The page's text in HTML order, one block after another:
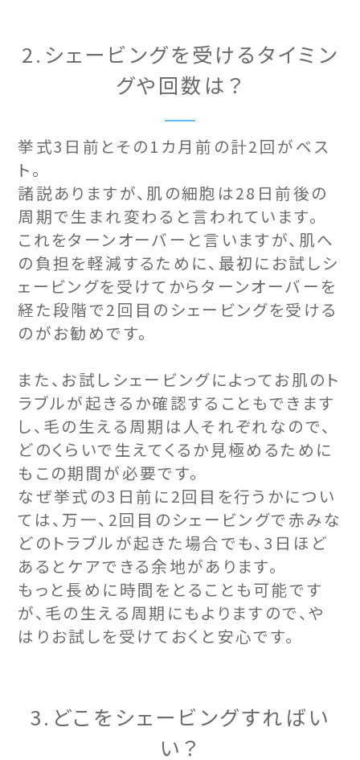
2.シェービングを受けるタイミン
グや回数は？
挙式3日前とその1カ月前の計2回がベス
ト。
諸説ありますが、肌の細胞は28日前後の
周期で生まれ変わると言われています。
これをターンオーバーと言いますが、肌へ
の負担を軽減するために、最初にお試しシ
ェービングを受けてからターンオーバーを
経た段階で2回目のシェービングを受ける
のがお勧めです。
また、お試しシェービングによってお肌のト
ラブルが起きるか確認することもできます
し、毛の生える周期は人それぞれなので、
どのくらいで生えてくるか見極めるために
もこの期間が必要です。
なぜ挙式の3日前に2回目を行うかについ
ては、万一、2回目のシェービングで赤みな
どのトラブルが起きた場合でも、3日ほど
あるとケアできる余地があります。
もっと長めに時間をとることも可能です
が、毛の生える周期にもよりますので、や
はりお試しを受けておくと安心です。
3.どこをシェービングすればい
い？